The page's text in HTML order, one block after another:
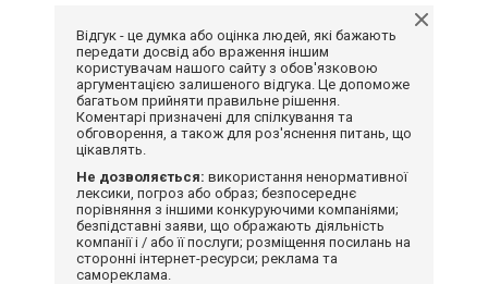
Відгук - це думка або оцінка людей, які бажають
передати досвід або враження іншим
користувачам нашого сайту з обов'язковою
аргументацією залишеного відгука. Це допоможе
багатьом прийняти правильне рішення.
Коментарі призначені для спілкування та
обговорення, а також для роз'яснення питань, що
цікавлять.
Не дозволяється: використання ненормативної
лексики, погроз або образ; безпосереднє
порівняння з іншими конкуруючими компаніями;
безпідставні заяви, що ображають діяльність
компанії і / або її послуги; розміщення посилань на
сторонні інтернет-ресурси; реклама та
самореклама.